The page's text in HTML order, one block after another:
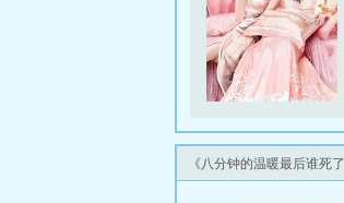
《八分钟的温暖最后谁死